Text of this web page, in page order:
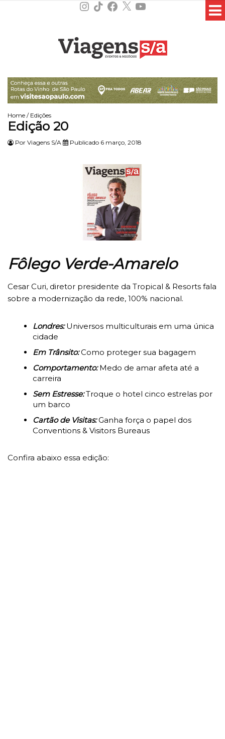
Instagram
TikTokFacebook
X YouTube
Home / Edições
Edição 20
Por Viagens S/A Publicado 6 março, 2018
Fôlego Verde-Amarelo
Cesar Curi, diretor presidente da Tropical & Resorts fala
sobre a modernização da rede, 100% nacional.
Londres: Universos multiculturais em uma única
cidade
Em Trânsito: Como proteger sua bagagem
Comportamento:Medo de amar afeta até a
carreira
Sem Estresse:Troque o hotel cinco estrelas por
um barco
Cartão de Visitas: Ganha força o papel dos
Conventions & Visitors Bureaus
Confira abaixo essa edição: